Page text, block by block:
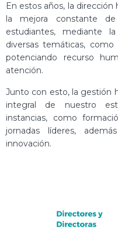
En estos años, la
la mejora constante
estudiantes, mediante
diversas temáticas,
potenciando recurso
atención.
Junto con esto, la gestión
integral de nuestro
instancias, como
jornadas líderes,
innovación.